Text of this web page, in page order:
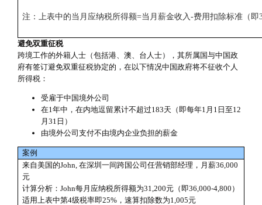
注：上表中的当月应纳税所得额=当月薪金收入-费用扣除标准（即
避免双重征税
跨境工作的外籍人士（包括港、澳、台人士），其所属国与中国政
府有签订避免双重征税协定的，在以下情况中国政府将不征收个人
所得税：
受雇于中国境外公司
在1年中，在内地逗留累计不超过183天（即每年1月1日至12
月31日）
由境外公司支付不由境内企业负担的薪金
案例
来自美国的John, 在深圳一间跨国公司任营销部经理，月薪36,000
元
计算分析：John每月应纳税所得额为31,200元（即36,000-4,800）
适用上表中第4级税率即25%，速算扣除数为1,005元